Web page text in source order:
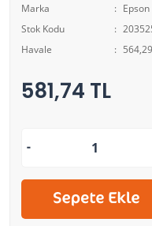
Marka
Epson
Stok Kodu
Havale
581,74 TL